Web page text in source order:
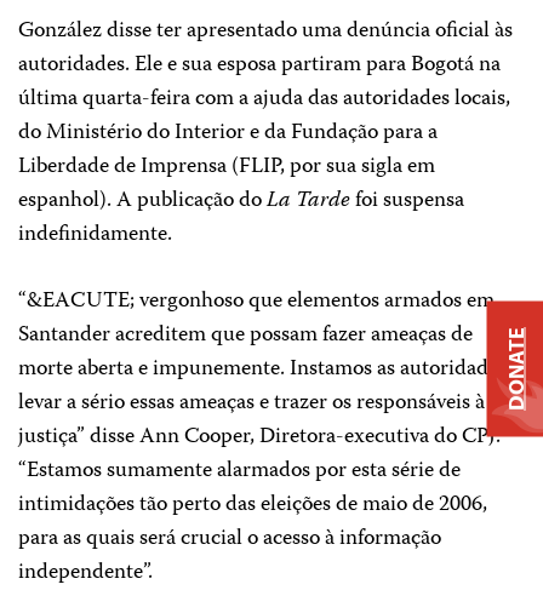
González disse ter apresentado uma denúncia oficial às
autoridades. Ele e sua esposa partiram para Bogotá na
última quarta-feira com a ajuda das autoridades locais,
do Ministério do Interior e da Fundação para a
Liberdade de Imprensa (FLIP, por sua sigla em
espanhol). A publicação doLa Tardefoi suspensa
indefinidamente.
“&EACUTE; vergonhoso que elementos armados em
Santander acreditem que possam fazer ameaças de
morte aberta e impunemente. Instamos as autoridades a
levar a sério essas ameaças e trazer os responsáveis à
justiça” disse Ann Cooper, Diretora-executiva do CPJ.
“Estamos sumamente alarmados por esta série de
intimidações tão perto das eleições de maio de 2006,
para as quais será crucial o acesso à informação
independente”.
DONATE